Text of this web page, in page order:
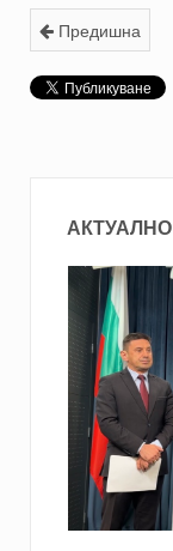
Предишна
АКТУАЛНО